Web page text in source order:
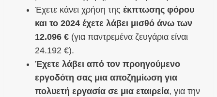
Έχετε κάνει χρήση της έκπτωσης φόρου
και το 2024 έχετε λάβει μισθό άνω των
12.096 € (για παντρεμένα ζευγάρια είναι
24.192 €).
Έχετε λάβει από τον προηγούμενο
εργοδότη σας μια αποζημίωση για
πολυετή εργασία σε μια εταιρεία, για την